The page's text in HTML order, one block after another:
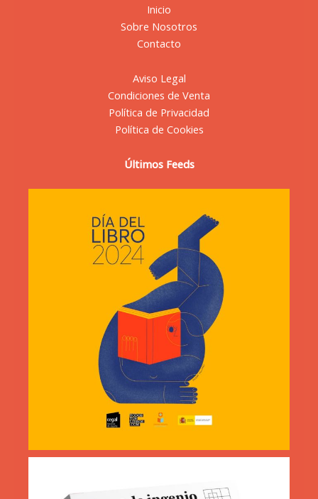
Inicio
Sobre Nosotros
Contacto
Aviso Legal
Condiciones de Venta
Política de Privacidad
Política de Cookies
Últimos Feeds